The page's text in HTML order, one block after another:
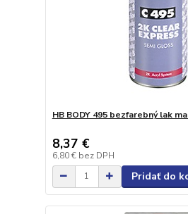
HB BODY 495 bezfarebný lak
8,37 €
6,80 € bez DPH
Pridať do